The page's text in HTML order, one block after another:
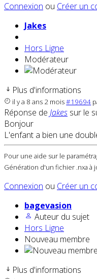
Connexion ou Créer un
Jakes
Hors Ligne
Modérateur
Plus d'informations
il y a 8 ans 2 mois#19694
Réponse de Jakes sur le
Bonjour
L'enfant a bien une
Pour une aide sur le
Génération d'un fichier .nxa à
Connexion ou Créer un
bagevasion
Auteur du sujet
Hors Ligne
Nouveau membre
Plus d'informations